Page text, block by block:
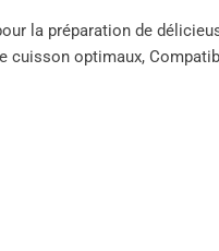
la préparation de
cuisson optimaux,